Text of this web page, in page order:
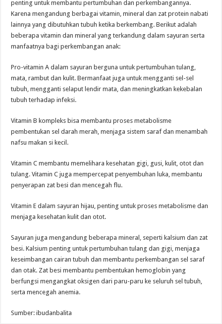
penting untuk membantu pertumbuhan dan perkembangannya.
Karena mengandung berbagai vitamin, mineral dan zat protein nabati
lainnya yang dibutuhkan tubuh ketika berkembang. Berikut adalah
beberapa vitamin dan mineral yang terkandung dalam sayuran serta
manfaatnya bagi perkembangan anak:
Pro-vitamin A dalam sayuran berguna untuk pertumbuhan tulang,
mata, rambut dan kulit. Bermanfaat juga untuk mengganti sel-sel
tubuh, mengganti selaput lendir mata, dan meningkatkan kekebalan
tubuh terhadap infeksi.
Vitamin B kompleks bisa membantu proses metabolisme
pembentukan sel darah merah, menjaga sistem saraf dan menambah
nafsu makan si kecil.
Vitamin C membantu memelihara kesehatan gigi, gusi, kulit, otot dan
tulang. Vitamin C juga mempercepat penyembuhan luka, membantu
penyerapan zat besi dan mencegah flu.
Vitamin E dalam sayuran hijau, penting untuk proses metabolisme dan
menjaga kesehatan kulit dan otot.
Sayuran juga mengandung beberapa mineral, seperti kalsium dan zat
besi. Kalsium penting untuk pertumbuhan tulang dan gigi, menjaga
keseimbangan cairan tubuh dan membantu perkembangan sel saraf
dan otak. Zat besi membantu pembentukan hemoglobin yang
berfungsi mengangkat oksigen dari paru-paru ke seluruh sel tubuh,
serta mencegah anemia.
Sumber: ibudanbalita